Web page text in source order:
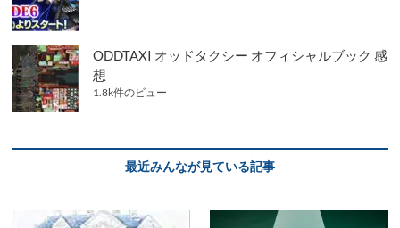
ODDTAXI オッドタクシー オフィシャルブック 感
想
1.8k件のビュー
最近みんなが見ている記事